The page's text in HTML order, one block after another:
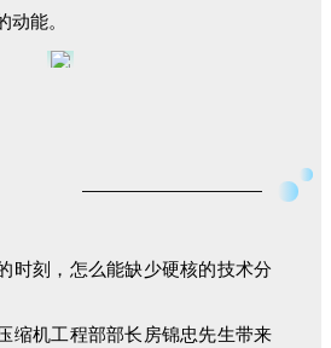
动能。
时刻，怎么能缺少硬核的技术分
缩机工程部部长房锦忠先生带来